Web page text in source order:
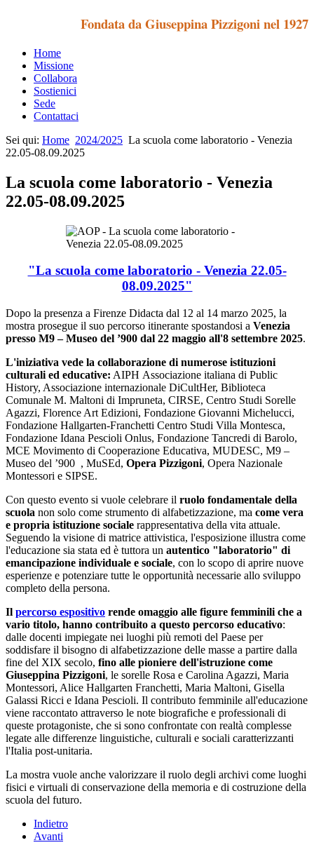
Fondata da Giuseppina Pizzigoni nel 1927
Home
Missione
Collabora
Sostienici
Sede
Contattaci
Sei qui: Home 2024/2025 La scuola come laboratorio - Venezia
22.05-08.09.2025
La scuola come laboratorio - Venezia
22.05-08.09.2025
"La scuola come laboratorio - Venezia 22.05-
08.09.2025"
Dopo la presenza a Firenze Didacta dal 12 al 14 marzo 2025, la
mostra prosegue il suo percorso itinerante spostandosi a Venezia
presso M9 – Museo del ’900 dal 22 maggio all'8 settembre 2025.
L'iniziativa vede la collaborazione di numerose istituzioni
culturali ed educative: AIPH Associazione italiana di Public
History, Associazione internazionale DiCultHer, Biblioteca
Comunale M. Maltoni di Impruneta, CIRSE, Centro Studi Sorelle
Agazzi, Florence Art Edizioni, Fondazione Giovanni Michelucci,
Fondazione Hallgarten-Franchetti Centro Studi Villa Montesca,
Fondazione Idana Pescioli Onlus, Fondazione Tancredi di Barolo,
MCE Movimento di Cooperazione Educativa, MUDESC, M9 –
Museo del ’900 , MuSEd, Opera Pizzigoni, Opera Nazionale
Montessori e SIPSE.
Con questo evento si vuole celebrare il ruolo fondamentale della
scuola non solo come strumento di alfabetizzazione, ma come vera
e propria istituzione sociale rappresentativa della vita attuale.
Seguendo la visione di matrice attivistica, l'esposizione illustra come
l'educazione sia stata ed è tuttora un autentico "laboratorio" di
emancipazione individuale e sociale, con lo scopo di aprire nuove
esperienze e potenziare tutte le opportunità necessarie allo sviluppo
completo della persona.
Il percorso espositivo rende omaggio alle figure femminili che a
vario titolo, hanno contribuito a questo percorso educativo:
dalle docenti impiegate nei luoghi più remoti del Paese per
soddisfare il bisogno di alfabetizzazione delle masse a partire dalla
fine del XIX secolo, fino alle pioniere dell'istruzione come
Giuseppina Pizzigoni, le sorelle Rosa e Carolina Agazzi, Maria
Montessori, Alice Hallgarten Franchetti, Maria Maltoni, Gisella
Galassi Ricci e Idana Pescioli. Il contributo femminile all'educazione
viene raccontato attraverso le note biografiche e professionali di
queste protagoniste, che si sono confrontate con realtà complesse
legate alle differenze linguistiche, culturali e sociali caratterizzanti
l'Italia post-unitaria.
La mostra vuole anche valorizzare il ruolo degli archivi come luoghi
fisici e virtuali di conservazione della memoria e di costruzione della
scuola del futuro.
Indietro
Avanti